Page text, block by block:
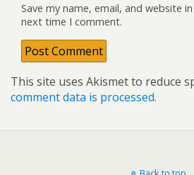
Save my name, email, and website
next time I comment.
This site uses Akismet to reduce
comment data is processed.